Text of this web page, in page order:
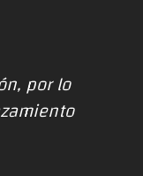
por lo